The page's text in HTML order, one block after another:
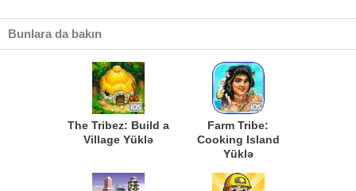
Bunlara da bakın
The Tribez: Build a
Village Yüklə
Farm Tribe:
Cooking Island
Yüklə